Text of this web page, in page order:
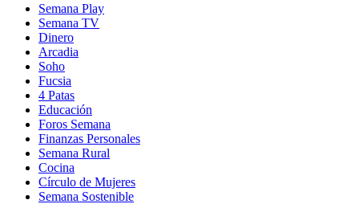
Semana Play
Semana TV
Dinero
Arcadia
Soho
in
new
window
Fucsia
in
new
window
4 Patas
Educación
Foros Semana
Finanzas Personales
Semana Rural
Cocina
Círculo de Mujeres
Semana Sostenible